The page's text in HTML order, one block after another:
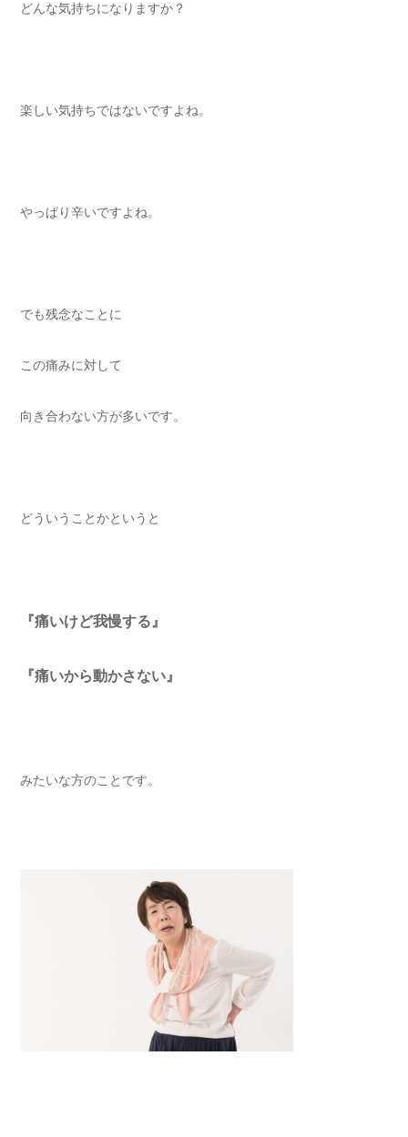
どんな気持ちになりますか？
楽しい気持ちではないですよね。
やっぱり辛いですよね。
でも残念なことに
この痛みに対して
向き合わない方が多いです。
どういうことかというと
『痛いけど我慢する』
『痛いから動かさない』
みたいな方のことです。